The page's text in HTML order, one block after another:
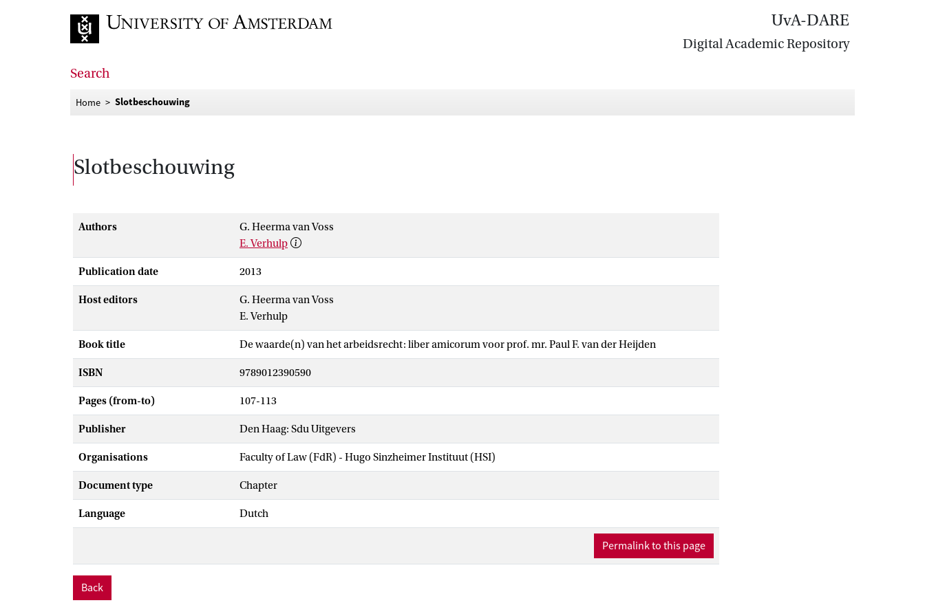
UvA-DARE
Digital Academic Repository
Search
Home Slotbeschouwing
Slotbeschouwing
Authors
G. Heerma van Voss
E. Verhulp
Publication date 2013
Host editors
G. Heerma van Voss
E. Verhulp
Book title De waarde(n) van het arbeidsrecht: liber amicorum voor prof. mr. Paul F. van der Heijden
ISBN 9789012390590
Pages (from-to) 107-113
Publisher Den Haag: Sdu Uitgevers
Organisations Faculty of Law (FdR) - Hugo Sinzheimer Instituut (HSI)
Document type Chapter
Language Dutch
Permalink to this page
Back